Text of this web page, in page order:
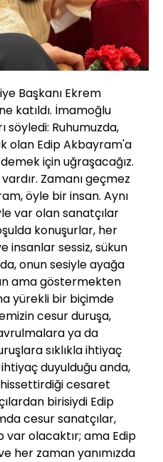
Başkanı Ekrem
katıldı. İmamoğlu
söyledi: Ruhumuzda,
olan Edip Akbayram'a
için uğraşacağız.
Zamanı geçmez
öyle bir insan. Aynı
var olan sanatçılar
konuşurlar, her
insanlar sessiz, sükun
onun sesiyle ayağa
ama göstermekten
yürekli bir biçimde
cesur duruşa,
ya da
sıklıkla ihtiyaç
duyulduğu anda,
cesaret
birisiydi Edip
cesur sanatçılar,
var olacaktır; ama Edip
her zaman yanımızda